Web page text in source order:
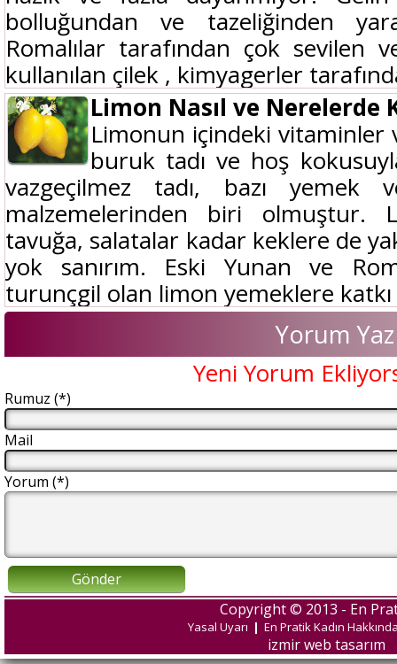
bolluğundan ve tazeliğinden
Romalılar tarafından çok sevilen
kullanılan çilek , kimyagerler
Limon Nasıl ve Nerelerde
Limonun içindeki vitaminler
buruk tadı ve hoş
vazgeçilmez tadı, bazı yemek
malzemelerinden biri olmuştur.
tavuğa, salatalar kadar keklere de
yok sanırım. Eski Yunan ve
turunçgil olan limon yemeklere
Yorum Yaz
Yeni Yorum
Rumuz (*)
Mail
Yorum (*)
Gönder
Copyright © 2013 - En
Yasal Uyarı | En Pratik Kadın
izmir web tasarım